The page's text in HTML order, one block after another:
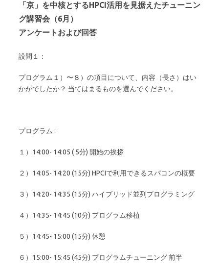
「京」を中核とするHPCI活用を見据えたチューニン
グ講習会（6月）
アンケートおよび回答
設問１：
プログラム１）〜８）の項目について、内容（長さ）はい
かがでしたか？ 当てはまるものを選んでください。
プログラム :
１）14:00- 14:05 ( 5分) 開始の挨拶
２）14:05- 14:20 (15分) HPCIで利用できるスパコンの概要
３）14:20- 14:35 (15分) ハイブリッド並列プログラミング
４）14:35- 14:45 (10分) プログラム移植
５）14:45- 15:00 (15分) 休憩
６）15:00- 15:45 (45分) プログラムチューニング 前半